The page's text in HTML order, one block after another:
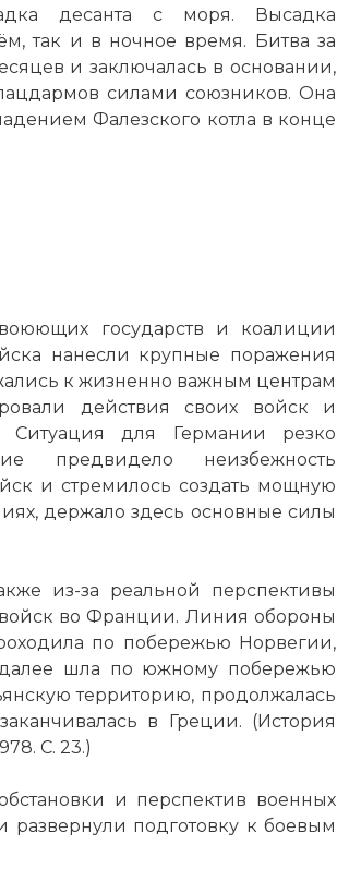
десанта с моря. Высадка
так и в ночное время. Битва за
и заключалась в основании,
силами союзников. Она
Фалезского котла в конце
государств и коалиции
нанесли крупные поражения
к жизненно важным центрам
действия своих войск и
Ситуация для Германии резко
предвидело неизбежность
и стремилось создать мощную
держало здесь основные силы
из-за реальной перспективы
во Франции. Линия обороны
по побережью Норвегии,
шла по южному побережью
территорию, продолжалась
в Греции. (История
С. 23.)
и перспектив военных
подготовку к боевым